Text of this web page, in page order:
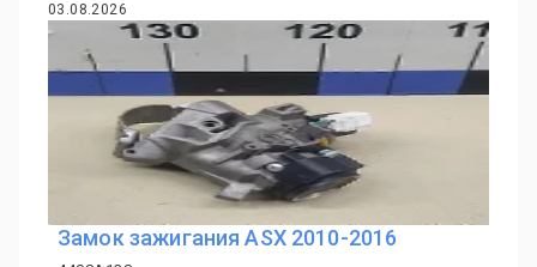
03.08.2026
Замок зажигания ASX 2010-2016